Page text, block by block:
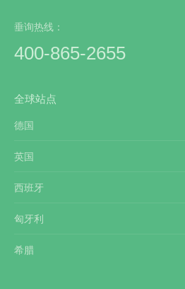
垂询热线：
400-865-2655
全球站点
德国
英国
西班牙
匈牙利
希腊